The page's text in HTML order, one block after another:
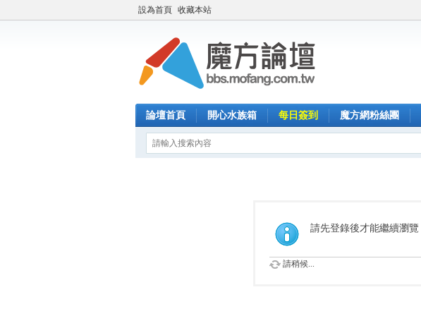
設為首頁 收藏本站
論壇首頁 開心水族箱 每日簽到 魔方網粉絲團
請先登錄後才能繼續瀏覽
請稍候...